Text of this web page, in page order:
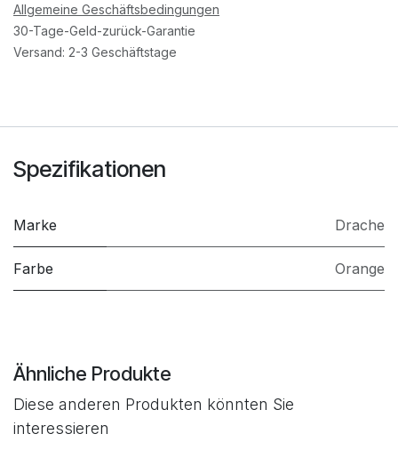
Allgemeine Geschäftsbedingungen
30-Tage-Geld-zurück-Garantie
Versand: 2-3 Geschäftstage
Spezifikationen
Marke Drache
Farbe Orange
Ähnliche Produkte
Diese anderen Produkten könnten Sie
interessieren